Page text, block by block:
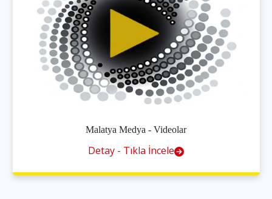
Malatya Medya - Videolar
Detay - Tıkla İncele